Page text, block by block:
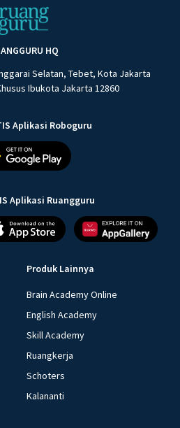
HQ
Selatan, Tebet, Kota Jakarta
Ibukota Jakarta 12860
Aplikasi Roboguru
Aplikasi Ruangguru
Produk Lainnya
Brain Academy Online
English Academy
Skill Academy
Ruangkerja
Schoters
Kalananti